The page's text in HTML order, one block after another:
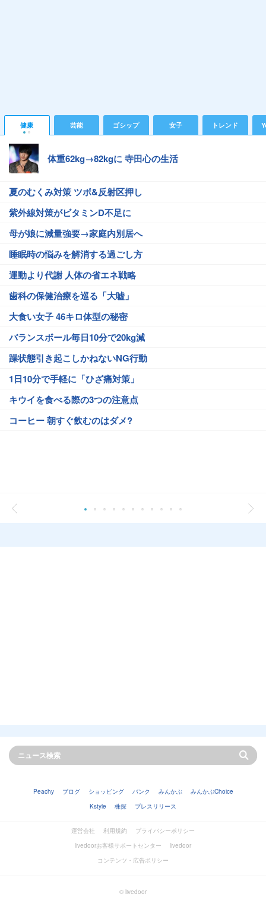
健康 芸能 ゴシップ 女子 トレンド
体重62kg→82kgに 寺田心の生活
夏のむくみ対策 ツボ&反射区押し
紫外線対策がビタミンD不足に
母が娘に減量強要→家庭内別居へ
睡眠時の悩みを解消する過ごし方
運動より代謝 人体の省エネ戦略
歯科の保健治療を巡る「大嘘」
大食い女子 46キロ体型の秘密
バランスボール毎日10分で20kg減
躁状態引き起こしかねないNG行動
1日10分で手軽に「ひざ痛対策」
キウイを食べる際の3つの注意点
コーヒー 朝すぐ飲むのはダメ?
Peachy ブログ ショッピング バンク みんかぶ
みんかぶChoice
Kstyle
株探 プレスリリース
運営会社 利用規約
プライバシーポリシー
livedoorお客様サポートセンター
livedoor
コンテンツ・広告ポリシー
© livedoor